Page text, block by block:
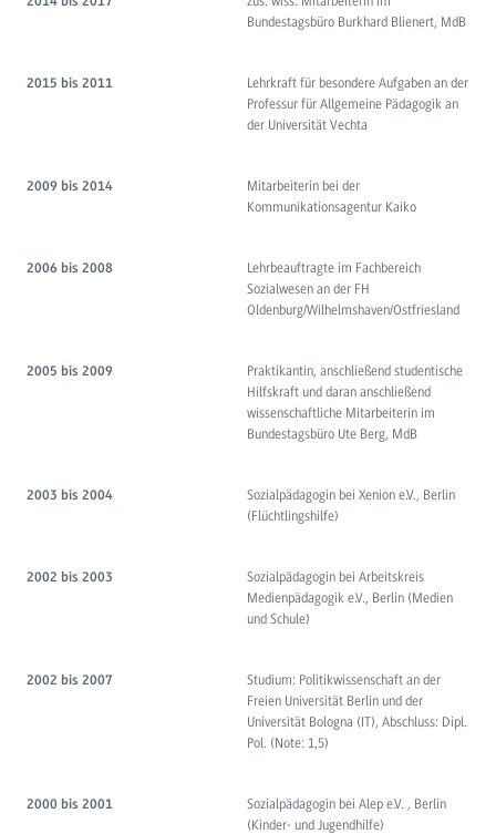
Bundestagsbüro Burkhard Blienert, MdB
2015 bis 2011
Lehrkraft für besondere Aufgaben an der
Professur für Allgemeine Pädagogik an
der Universität Vechta
2009 bis 2014
Mitarbeiterin bei der
Kommunikationsagentur Kaiko
2006 bis 2008
Lehrbeauftragte im Fachbereich
Sozialwesen an der FH
Oldenburg/Wilhelmshaven/Ostfriesland
2005 bis 2009
Praktikantin, anschließend studentische
Hilfskraft und daran anschließend
wissenschaftliche Mitarbeiterin im
Bundestagsbüro Ute Berg, MdB
2003 bis 2004
Sozialpädagogin bei Xenion e.V., Berlin
(Flüchtlingshilfe)
2002 bis 2003
Sozialpädagogin bei Arbeitskreis
Medienpädagogik e.V., Berlin (Medien
und Schule)
2002 bis 2007
Studium: Politikwissenschaft an der
Freien Universität Berlin und der
Universität Bologna (IT), Abschluss: Dipl.
Pol. (Note: 1,5)
2000 bis 2001
Sozialpädagogin bei Alep e.V. , Berlin
(Kinder- und Jugendhilfe)